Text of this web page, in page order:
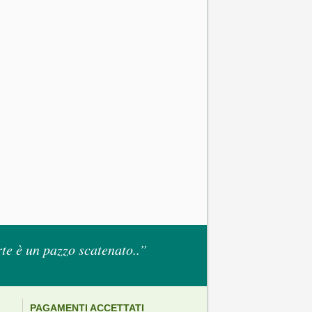
è un pazzo scatenato..”
PAGAMENTI ACCETTATI